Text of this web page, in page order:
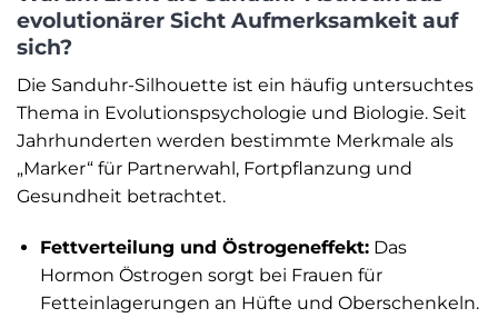
evolutionärer Sicht Aufmerksamkeit auf
sich?
Die Sanduhr-Silhouette ist ein häufig untersuchtes
Thema in Evolutionspsychologie und Biologie. Seit
Jahrhunderten werden bestimmte Merkmale als
„Marker“ für Partnerwahl, Fortpflanzung und
Gesundheit betrachtet.
Fettverteilung und Östrogeneffekt:Das
Hormon Östrogen sorgt bei Frauen für
Fetteinlagerungen an Hüfte und Oberschenkeln.